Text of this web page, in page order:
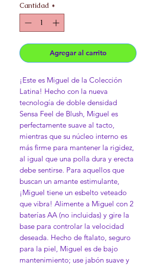
Cantidad *
Agregar al carrito
¡Este es Miguel de la Colección
Latina! Hecho con la nueva
tecnología de doble densidad
Sensa Feel de Blush, Miguel es
perfectamente suave al tacto,
mientras que su núcleo interno es
más firme para mantener la rigidez,
al igual que una polla dura y erecta
debe sentirse. Para aquellos que
buscan un amante estimulante,
¡Miguel tiene un esbelto veteado
que vibra! Alimente a Miguel con 2
baterías AA (no incluidas) y gire la
base para controlar la velocidad
deseada. Hecho de ftalato, seguro
para la piel, Miguel es de bajo
mantenimiento; use jabón suave y